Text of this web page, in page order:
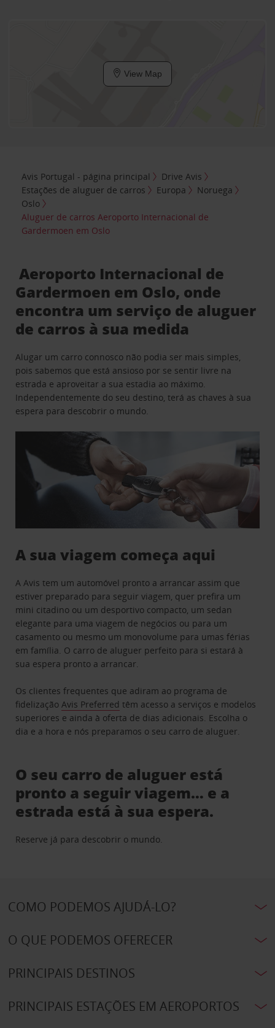
View Map
Avis Portugal - página principal
Drive Avis
Estações de aluguer de carros
Europa
Noruega
Oslo
Aluguer de carros Aeroporto Internacional de
Gardermoen em Oslo
Aeroporto Internacional de
Gardermoen em Oslo, onde
encontra um serviço de aluguer
de carros à sua medida
Alugar um carro connosco não podia ser mais simples,
pois sabemos que está ansioso por se sentir livre na
estrada e aproveitar a sua estadia ao máximo.
Independentemente do seu destino, terá as chaves à sua
espera para descobrir o mundo.
A sua viagem começa aqui
A Avis tem um automóvel pronto a arrancar assim que
estiver preparado para seguir viagem, quer prefira um
mini citadino ou um desportivo compacto, um sedan
elegante para uma viagem de negócios ou para um
casamento ou mesmo um monovolume para umas férias
em família. O carro de aluguer perfeito para si estará à
sua espera pronto a arrancar.
Os clientes frequentes que adiram ao programa de
fidelizaçãoAvis Preferred têm acesso a serviços e modelos
superiores e ainda à oferta de dias adicionais. Escolha o
dia e a hora e nós preparamos o seu carro de aluguer.
O seu carro de aluguer está
pronto a seguir viagem… e a
estrada está à sua espera.
Reserve já para descobrir o mundo.
COMO PODEMOS AJUDÁ-LO?
O QUE PODEMOS OFERECER
PRINCIPAIS DESTINOS
PRINCIPAIS ESTAÇÕES EM AEROPORTOS